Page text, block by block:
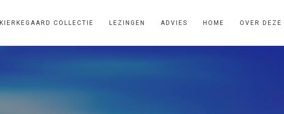
KIERKEGAARD COLLECTIE LEZINGEN ADVIES HOME OVER DEZE